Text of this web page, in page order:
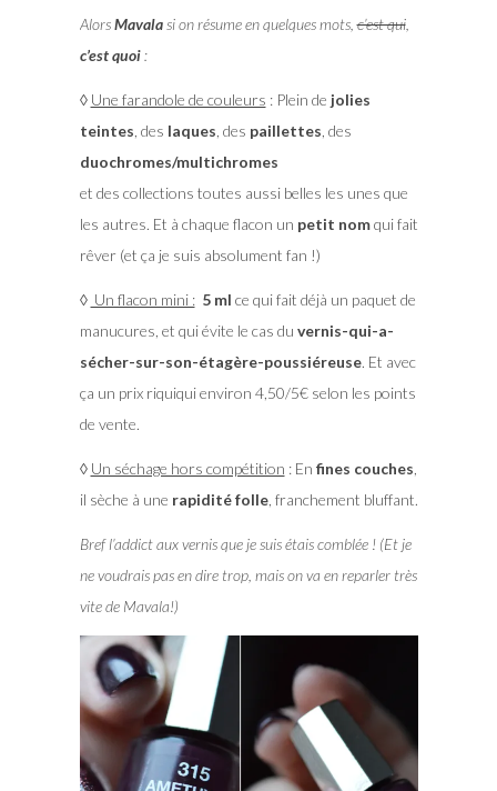
AlorsMavalasi on résume en quelques mots,c’est qui,
c’est quoi:
◊ Une farandole de couleurs : Plein de jolies
teintes , des laques , des paillettes , des
duochromes/multichromes
et des collections toutes aussi belles les unes que
les autres. Et à chaque flacon un petit nomqui fait
rêver (et ça je suis absolument fan !)
◊ Un flacon mini : 5 ml ce qui fait déjà un paquet de
manucures, et qui évite le cas du vernis-qui-a-
sécher-sur-son-étagère-poussiéreuse. Et avec
ça un prix riquiqui environ 4,50/5€ selon les points
de vente.
◊ Un séchage hors compétition : En fines couches
il sèche à une rapidité folle, franchement bluffant.
Bref l’addict aux vernis que je suis étais comblée ! (Et je
ne voudrais pas en dire trop, mais on va en reparler très
vite de Mavala!)